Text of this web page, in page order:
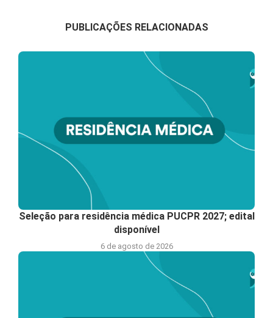
PUBLICAÇÕES RELACIONADAS
Seleção para residência médica PUCPR 2027; edital
disponível
6 de agosto de 2026